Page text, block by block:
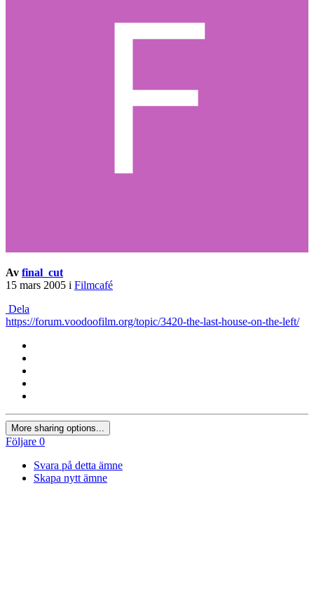
Av final_cut
15 mars 2005 i Filmcafé
Dela
https://forum.voodoofilm.org/topic/3420-the-last-house-on-the-left/
More sharing options...
Följare 0
Svara på detta ämne
Skapa nytt ämne